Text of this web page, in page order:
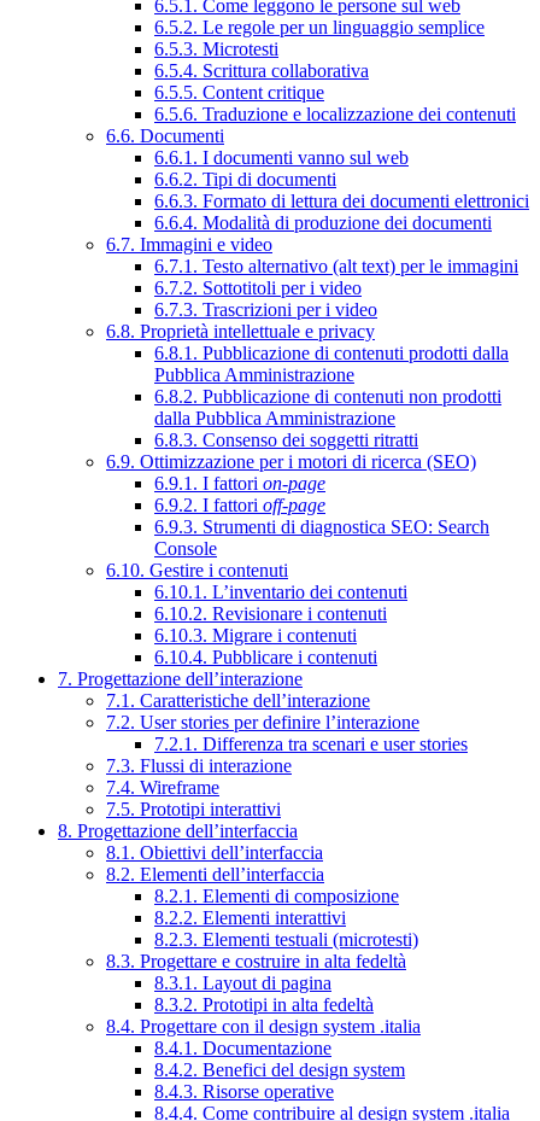
6.5.1. Come leggono le persone sul web
6.5.2. Le regole per un linguaggio semplice
6.5.3. Microtesti
6.5.4. Scrittura collaborativa
6.5.5. Content critique
6.5.6. Traduzione e localizzazione dei contenuti
6.6. Documenti
6.6.1. I documenti vanno sul web
6.6.2. Tipi di documenti
6.6.3. Formato di lettura dei documenti elettronici
6.6.4. Modalità di produzione dei documenti
6.7. Immagini e video
6.7.1. Testo alternativo (alt text) per le immagini
6.7.2. Sottotitoli per i video
6.7.3. Trascrizioni per i video
6.8. Proprietà intellettuale e privacy
6.8.1. Pubblicazione di contenuti prodotti dalla
Pubblica Amministrazione
6.8.2. Pubblicazione di contenuti non prodotti
dalla Pubblica Amministrazione
6.8.3. Consenso dei soggetti ritratti
6.9. Ottimizzazione per i motori di ricerca (SEO)
6.9.1. I fattori on-page
6.9.2. I fattori off-page
6.9.3. Strumenti di diagnostica SEO: Search
Console
6.10. Gestire i contenuti
6.10.1. L’inventario dei contenuti
6.10.2. Revisionare i contenuti
6.10.3. Migrare i contenuti
6.10.4. Pubblicare i contenuti
7. Progettazione dell’interazione
7.1. Caratteristiche dell’interazione
7.2. User stories per definire l’interazione
7.2.1. Differenza tra scenari e user stories
7.3. Flussi di interazione
7.4. Wireframe
7.5. Prototipi interattivi
8. Progettazione dell’interfaccia
8.1. Obiettivi dell’interfaccia
8.2. Elementi dell’interfaccia
8.2.1. Elementi di composizione
8.2.2. Elementi interattivi
8.2.3. Elementi testuali (microtesti)
8.3. Progettare e costruire in alta fedeltà
8.3.1. Layout di pagina
8.3.2. Prototipi in alta fedeltà
8.4. Progettare con il design system .italia
8.4.1. Documentazione
8.4.2. Benefici del design system
8.4.3. Risorse operative
8.4.4. Come contribuire al design system .italia